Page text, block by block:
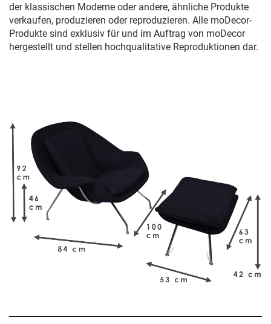
der klassischen Moderne oder andere, ähnliche Produkte
verkaufen, produzieren oder reproduzieren. Alle moDecor-
Produkte sind exklusiv für und im Auftrag von moDecor
hergestellt und stellen hochqualitative Reproduktionen dar.